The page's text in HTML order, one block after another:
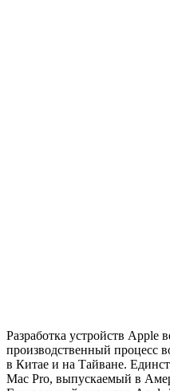
Разработка устройств Apple
производственный процесс
в Китае и на Тайване.
Mac Pro, выпускаемый в